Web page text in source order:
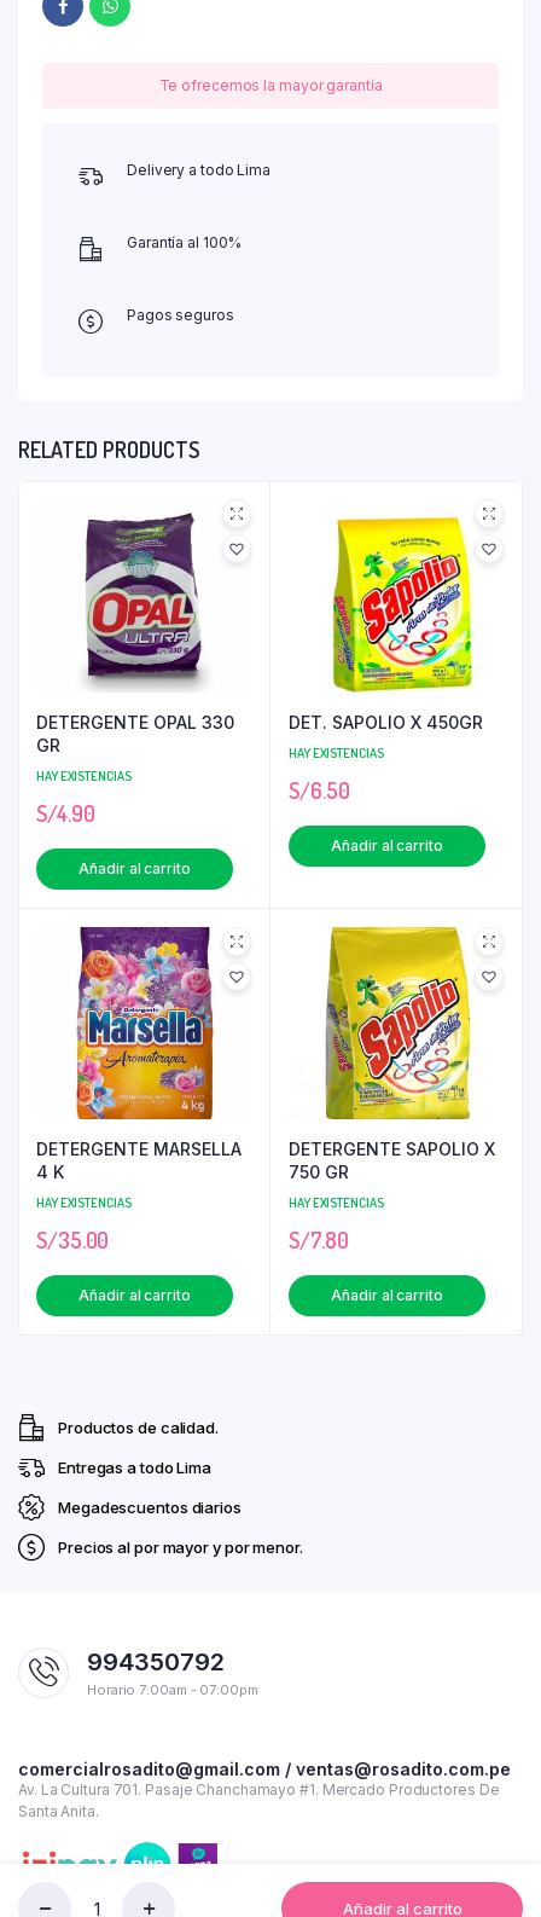
Añadir al carrito
Te ofrecemos la mayor garantía
Delivery a todo Lima
Garantía al 100%
Pagos seguros
RELATED PRODUCTS
DETERGENTE OPAL 330
GR
HAY EXISTENCIAS
S/4.90
Añadir al carrito
DET. SAPOLIO X 450GR
HAY EXISTENCIAS
S/6.50
Añadir al carrito
DETERGENTE MARSELLA
4 K
HAY EXISTENCIAS
S/35.00
Añadir al carrito
DETERGENTE SAPOLIO X
750 GR
HAY EXISTENCIAS
S/7.80
Añadir al carrito
Productos de calidad.
Entregas a todo Lima
Megadescuentos diarios
Precios al por mayor y por menor.
994350792
Horario 7:00am - 07:00pm
comercialrosadito@gmail.com / ventas@rosadito.com.pe
Av. La Cultura 701. Pasaje Chanchamayo #1. Mercado Productores De
Santa Anita.